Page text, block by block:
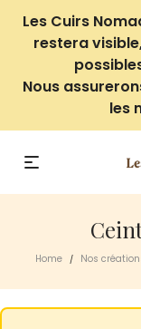
Les Cuirs
restera
Nous
les
Home / Nos